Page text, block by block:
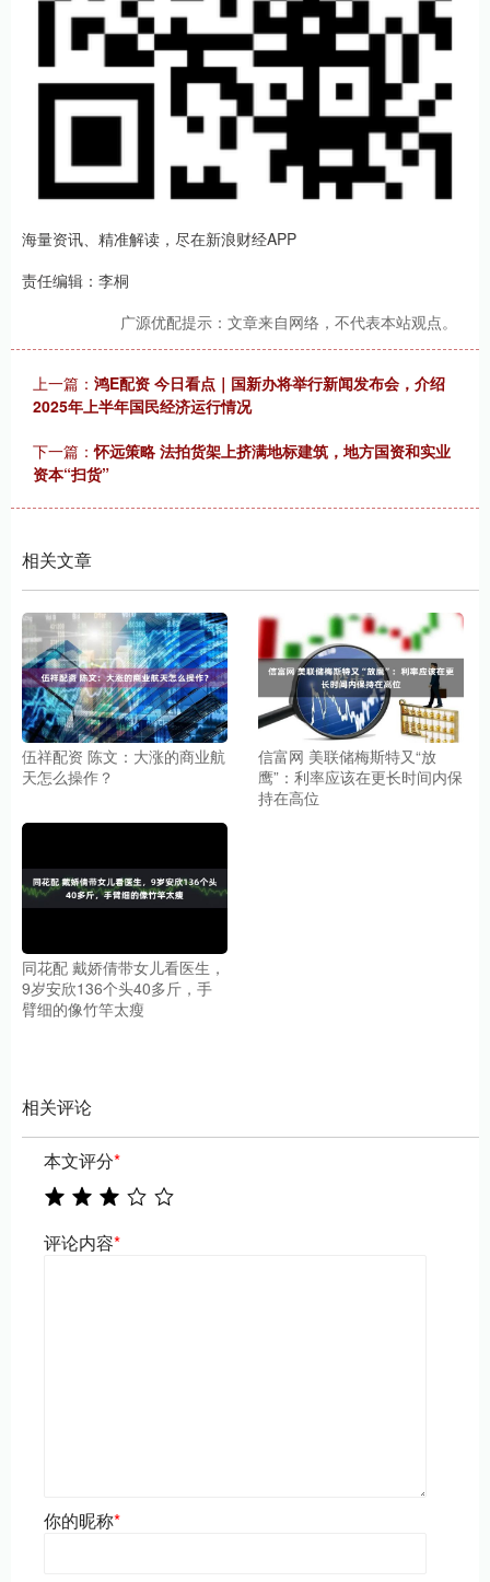
海量资讯、精准解读，尽在新浪财经APP
责任编辑：李桐
广源优配提示：文章来自网络，不代表本站观点。
上一篇： 鸿E配资 今日看点｜国新办将举行新闻发布会，介绍
2025年上半年国民经济运行情况
下一篇：怀远策略 法拍货架上挤满地标建筑，地方国资和实业
资本“扫货”
相关文章
伍祥配资 陈文：大涨的商业航
天怎么操作？
信富网 美联储梅斯特又“放
鹰”：利率应该在更长时间内保
持在高位
同花配 戴娇倩带女儿看医生，
9岁安欣136个头40多斤，手
臂细的像竹竿太瘦
相关评论
本文评分*
评论内容*
你的昵称*